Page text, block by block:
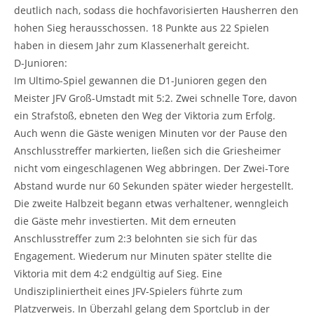
deutlich nach, sodass die hochfavorisierten Hausherren den
hohen Sieg herausschossen. 18 Punkte aus 22 Spielen
haben in diesem Jahr zum Klassenerhalt gereicht.
D-Junioren:
Im Ultimo-Spiel gewannen die D1-Junioren gegen den
Meister JFV Groß-Umstadt mit 5:2. Zwei schnelle Tore, davon
ein Strafstoß, ebneten den Weg der Viktoria zum Erfolg.
Auch wenn die Gäste wenigen Minuten vor der Pause den
Anschlusstreffer markierten, ließen sich die Griesheimer
nicht vom eingeschlagenen Weg abbringen. Der Zwei-Tore
Abstand wurde nur 60 Sekunden später wieder hergestellt.
Die zweite Halbzeit begann etwas verhaltener, wenngleich
die Gäste mehr investierten. Mit dem erneuten
Anschlusstreffer zum 2:3 belohnten sie sich für das
Engagement. Wiederum nur Minuten später stellte die
Viktoria mit dem 4:2 endgültig auf Sieg. Eine
Undiszipliniertheit eines JFV-Spielers führte zum
Platzverweis. In Überzahl gelang dem Sportclub in der